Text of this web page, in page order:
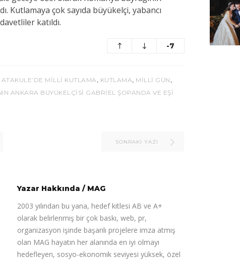
Kutlamaya çok sayıda büyükelçi, yabancı
katıldı.
-7
ATAKULE’DE MILLI KUTLAMA, KUTLAMA, MILLI GÜN ,
ANKARA BÜYÜKELÇISI GABRIEL ŞOPANDA VE EŞI
SONRAKI YAZI
Yazar Hakkında / MAG
2003 yılından bu yana, hedef kitlesi AB ve A+
olarak belirlenmiş bir çok baskı, web, pr,
organizasyon işinde başarılı projelere imza atmış
olan MAG hayatın her alanında en iyi olmayı
hedefleyen, sosyo-ekonomik seviyesi yüksek, özel